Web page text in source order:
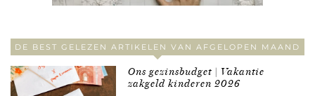
DE BEST GELEZEN ARTIKELEN VAN AFGELOPEN MAAND
Ons gezinsbudget | Vakantie
zakgeld kinderen 2026